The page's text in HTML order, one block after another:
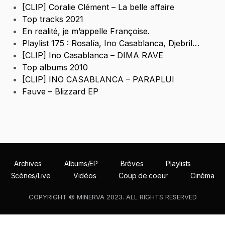
[CLIP] Coralie Clément – La belle affaire
Top tracks 2021
En realité, je m’appelle Françoise.
Playlist 175 : Rosalía, Ino Casablanca, Djebril…
[CLIP] Ino Casablanca – DIMA RAVE
Top albums 2010
[CLIP] INO CASABLANCA – PARAPLUI
Fauve – Blizzard EP
Archives Albums/EP Brèves
Playlists
Scènes/Live
Vidéos Coup de coeur Cinéma
COPYRIGHT © MINERVA 2023. ALL RIGHTS RESERVED